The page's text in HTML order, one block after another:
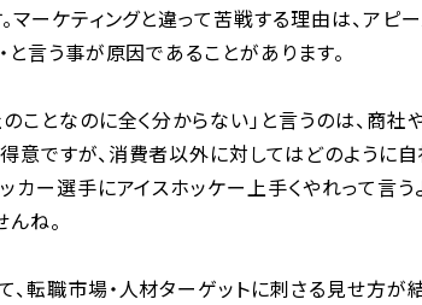
マーケティングと違って苦戦する理由は、アピ
と言う事が原因であることがあります。
ことなのに全く分からない」と言うのは、商
意ですが、消費者以外に対してはどのように
カー選手にアイスホッケー上手くやれって言
ね。
転職市場・人材ターゲットに刺さる見せ方が